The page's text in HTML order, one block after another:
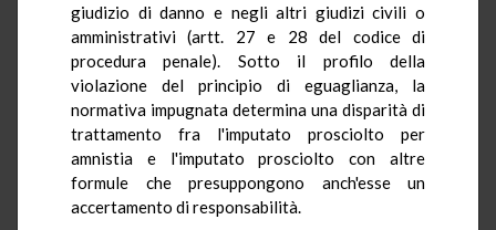
giudizio di danno e negli altri giudizi civili o
amministrativi (artt. 27 e 28 del codice di
procedura penale). Sotto il profilo della
violazione del principio di eguaglianza, la
normativa impugnata determina una disparità di
trattamento fra l'imputato prosciolto per
amnistia e l'imputato prosciolto con altre
formule che presuppongono anch'esse un
accertamento di responsabilità.